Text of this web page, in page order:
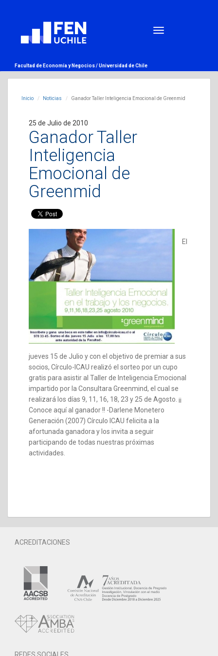
Facultad de Economía y Negocios /Universidad de Chile
Inicio Noticias Ganador Taller Inteligencia Emocional de Greenmid
25 de Julio de 2010
Ganador Taller
Inteligencia
Emocional de
Greenmid
El
jueves 15 de Julio y con el objetivo de premiar a sus
socios, Círculo-ICAU realizó el sorteo por un cupo
gratis para asistir al Taller de Inteligencia Emocional
impartido por la Consultara Greenmind, el cual se
realizará los días 9, 11, 16, 18, 23 y 25 de Agosto. ¡¡
Conoce aquí al ganador !! -Darlene Monetero
Generación (2007) Círculo ICAU felicita a la
afortunada ganadora y los invita a seguir
participando de todas nuestras próximas
actividades.
ACREDITACIONES
REDES SOCIALES